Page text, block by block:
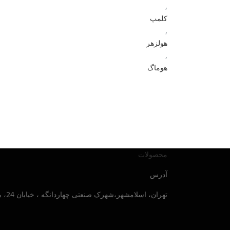
,
کلمپ
,
هولزهر
,
هوماگ
محصولات
آدرس
تهران، اسلامشهر،شهرک صنعتی چهاردانگه ، خیابان 24، بلوار صنایع جنوبی ، پلاک 30